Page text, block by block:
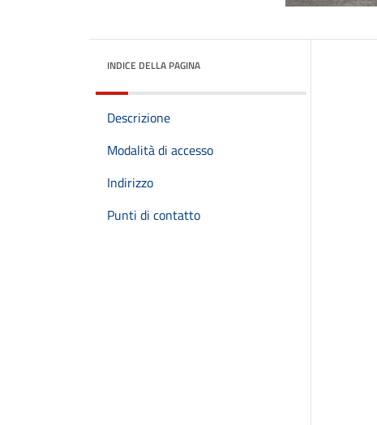
INDICE DELLA PAGINA
Descrizione
Modalità di accesso
Indirizzo
Punti di contatto